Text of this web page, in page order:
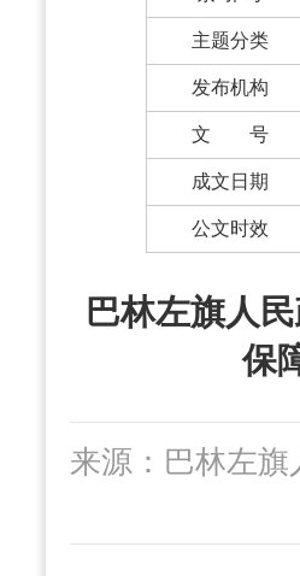
主题分类
发布机构
文 号
成文日期
公文时效
巴林左旗人
保
来源：巴林左旗